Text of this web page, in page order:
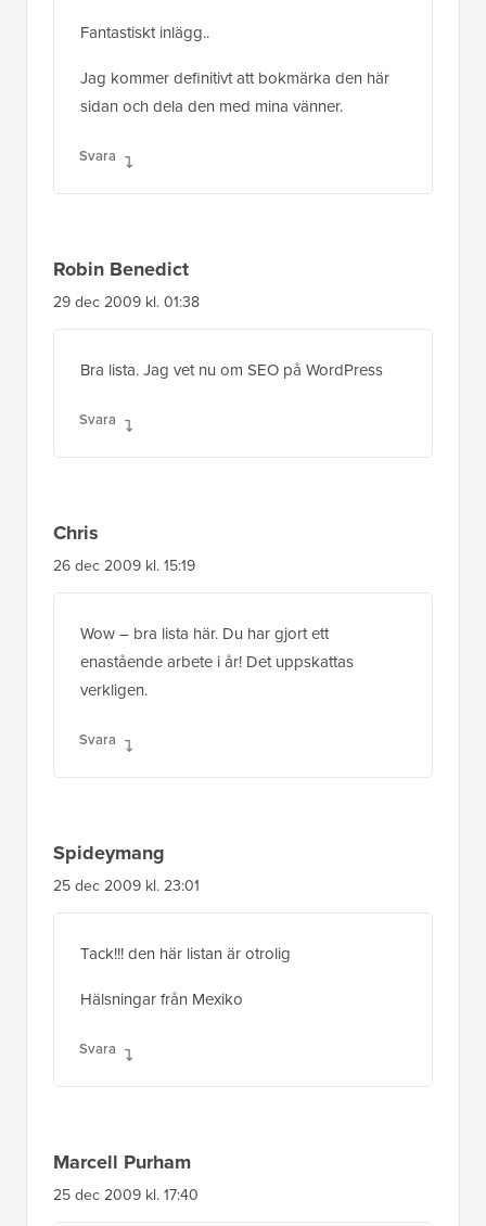
Fantastiskt inlägg..
Jag kommer definitivt att bokmärka den här
sidan och dela den med mina vänner.
Svara
Robin Benedict
29 dec 2009 kl. 01:38
Bra lista. Jag vet nu om SEO på WordPress
Svara
Chris
26 dec 2009 kl. 15:19
Wow – bra lista här. Du har gjort ett
enastående arbete i år! Det uppskattas
verkligen.
Svara
Spideymang
25 dec 2009 kl. 23:01
Tack!!! den här listan är otrolig
Hälsningar från Mexiko
Svara
Marcell Purham
25 dec 2009 kl. 17:40